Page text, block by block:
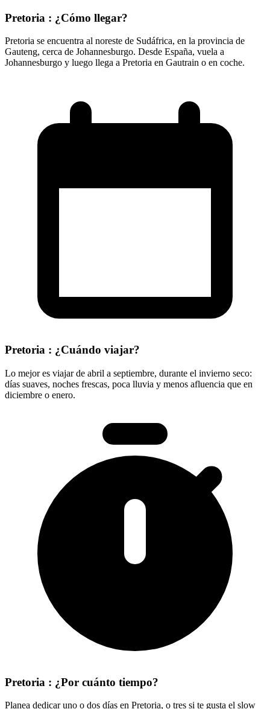
Pretoria : ¿Cómo llegar?
Pretoria se encuentra al noreste de Sudáfrica, en la provincia de
Gauteng, cerca de Johannesburgo. Desde España, vuela a
Johannesburgo y luego llega a Pretoria en Gautrain o en coche.
Pretoria : ¿Cuándo viajar?
Lo mejor es viajar de abril a septiembre, durante el invierno seco:
días suaves, noches frescas, poca lluvia y menos afluencia que en
diciembre o enero.
Pretoria : ¿Por cuánto tiempo?
Planea dedicar uno o dos días en Pretoria, o tres si te gusta el slow